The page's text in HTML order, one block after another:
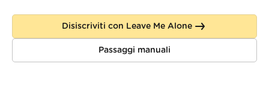
Disiscriviti con Leave Me Alone
Passaggi manuali